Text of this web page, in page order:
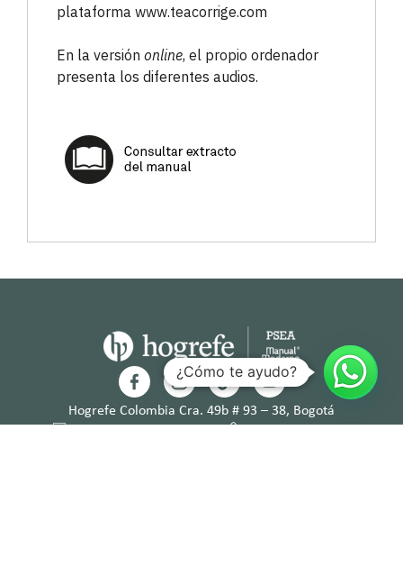
plataforma www.teacorrige.com
En la versión online, el propio ordenador
presenta los diferentes audios.
Hogrefe Colombia Cra. 49b # 93 – 38, Bogotá
¿Cómo te ayudo?